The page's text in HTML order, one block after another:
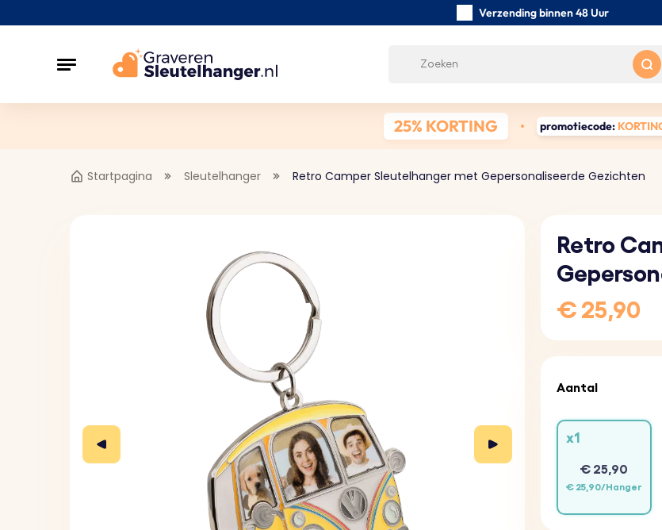
Verzending binnen 48 Uur
25% KORTING promotiecode:
Startpagina Sleutelhanger Retro Camper Sleutelhanger met Gepersonaliseerde Gezichten
Retro
€ 25,90
Aantal
x1
€ 25,90
€ 25,90/Hanger